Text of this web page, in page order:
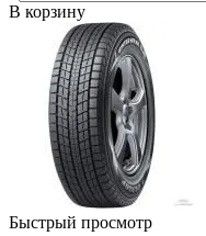
В корзину
Быстрый просмотр